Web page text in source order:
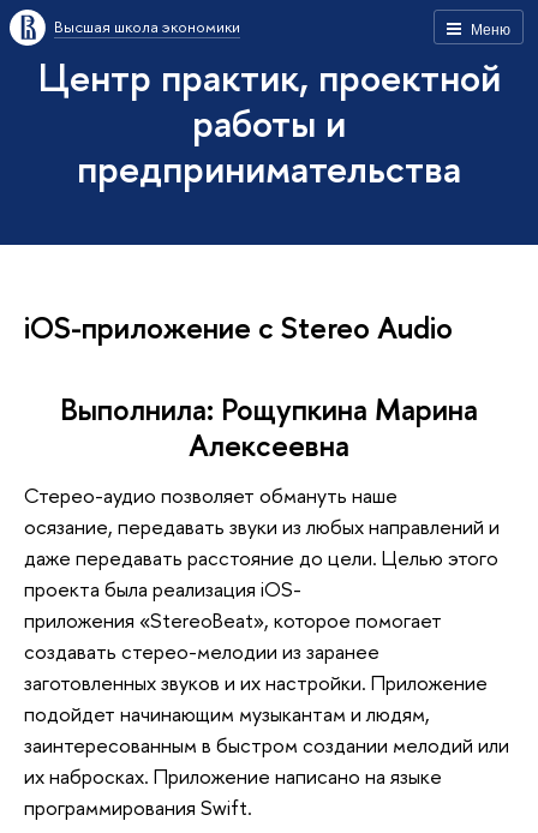
Меню
Высшая школа экономики
Центр практик, проектной
работы и
предпринимательства
iOS-прилoжение с Stereo Audio
Выполнила: Рощупкина Марина
Алексеевна
Стерео-аудио позволяет обмануть наше
осязание, передавать звуки из любых направлений и
даже передавать расстояние до цели. Целью этого
проекта была реализация iOS-
приложения «StereoBeat», которое помогает
создавать стерео-мелодии из заранее
заготовленных звуков и их настройки. Приложение
подойдет начинающим музыкантам и людям,
заинтересованным в быстром создании мелодий или
их набросках. Приложение написано на языке
программирования Swift.